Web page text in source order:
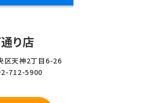
り店
区天神2丁目6-26
712-5900